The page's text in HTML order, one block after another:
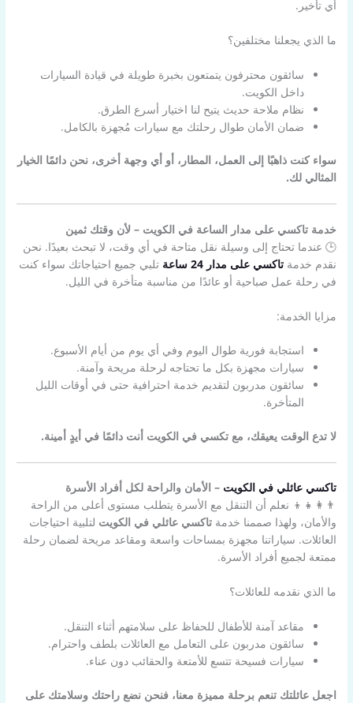
أي تأخير.
ما الذي يجعلنا مختلفين؟
سائقون محترفون يتمتعون بخبرة طويلة في قيادة السيارات
داخل الكويت.
نظام ملاحة حديث يتيح لنا اختيار أسرع الطرق.
ضمان الأمان طوال رحلتك مع سيارات مُجهزة بالكامل.
سواء كنت ذاهبًا إلى العمل، المطار، أو أي وجهة أخرى، نحن دائمًا الخيار
المثالي لك.
خدمة تاكسي على مدار الساعة في الكويت – لأن وقتك ثمين
🕒 عندما تحتاج إلى وسيلة نقل متاحة في أي وقت، لا تبحث بعيدًا. نحن
نقدم خدمةتاكسي على مدار 24 ساعة
تلبي جميع احتياجاتك سواء كنت
في رحلة عمل صباحية أو عائدًا من مناسبة متأخرة في الليل.
مزايا الخدمة:
استجابة فورية طوال اليوم وفي أي يوم من أيام الأسبوع.
سيارات مجهزة بكل ما تحتاجه لرحلة مريحة وآمنة.
سائقون مدربون لتقديم خدمة احترافية حتى في أوقات الليل
المتأخرة.
لا تدع الوقت يعيقك، مع تكسي في الكويت أنت دائمًا في أيدٍ أمينة.
تاكسي عائلي في الكويت – الأمان والراحة لكل أفراد الأسرة
👨‍👩‍👧‍👦 نعلم أن التنقل مع الأسرة يتطلب مستوى أعلى من الراحة
والأمان، ولهذا صممنا خدمةتاكسي عائلي في الكويت لتلبية احتياجات
العائلات. سياراتنا مجهزة بمساحات واسعة ومقاعد مريحة لضمان رحلة
ممتعة لجميع أفراد الأسرة.
ما الذي نقدمه للعائلات؟
مقاعد آمنة للأطفال للحفاظ على سلامتهم أثناء التنقل.
سائقون مدربون على التعامل مع العائلات بلطف واحترام.
سيارات فسيحة تتسع للأمتعة والحقائب دون عناء.
اجعل عائلتك تنعم برحلة مميزة معنا، فنحن نضع راحتك وسلامتك على